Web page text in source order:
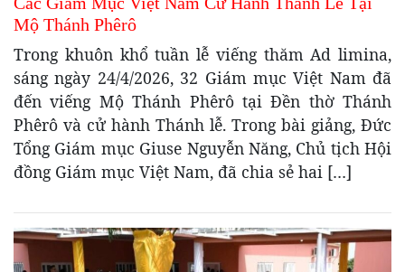
Mộ Thánh Phêrô
Trong khuôn khổ tuần lễ viếng thăm Ad limina,
sáng ngày 24/4/2026, 32 Giám mục Việt Nam đã
đến viếng Mộ Thánh Phêrô tại Đền thờ Thánh
Phêrô và cử hành Thánh lễ. Trong bài giảng, Đức
Tổng Giám mục Giuse Nguyễn Năng, Chủ tịch Hội
đồng Giám mục Việt Nam, đã chia sẻ hai […]